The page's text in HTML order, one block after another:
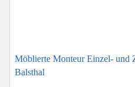
Möblierte Monteur Einzel- und
Balsthal